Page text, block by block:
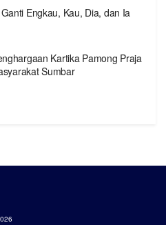
Engkau, Kau, Dia, dan Ia
Kartika Pamong Praja
Sumbar